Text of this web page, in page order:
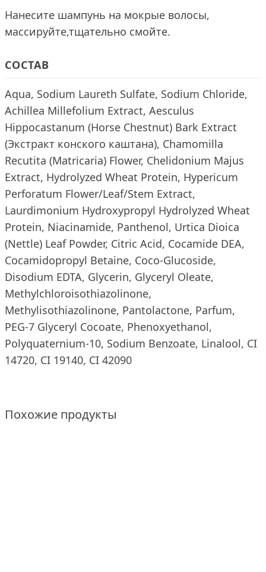
Нанесите шампунь на мокрые волосы,
массируйте,тщательно смойте.
СОСТАВ
Aqua, Sodium Laureth Sulfate, Sodium Chloride,
Achillea Millefolium Extract, Aesculus
Hippocastanum (Horse Chestnut) Bark Extract
(Экстракт конского каштана), Chamomilla
Recutita (Matricaria) Flower, Chelidonium Majus
Extract, Hydrolyzed Wheat Protein, Hypericum
Perforatum Flower/Leaf/Stem Extract,
Laurdimonium Hydroxypropyl Hydrolyzed Wheat
Protein, Niacinamide, Panthenol, Urtica Dioica
(Nettle) Leaf Powder, Citric Acid, Cocamide DEA,
Cocamidopropyl Betaine, Coco-Glucoside,
Disodium EDTA, Glycerin, Glyceryl Oleate,
Methylchloroisothiazolinone,
Methylisothiazolinone, Pantolactone, Parfum,
PEG-7 Glyceryl Cocoate, Phenoxyethanol,
Polyquaternium-10, Sodium Benzoate, Linalool, CI
14720, CI 19140, CI 42090
Похожие продукты